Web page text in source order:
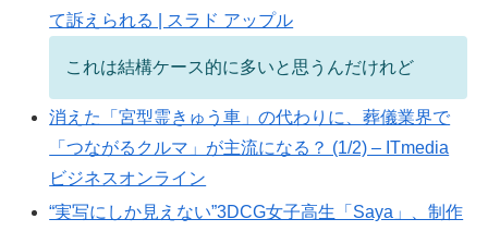
て訴えられる | スラド アップル
これは結構ケース的に多いと思うんだけれど
消えた「宮型霊きゅう車」の代わりに、葬儀業界で
「つながるクルマ」が主流になる？ (1/2) – ITmedia
ビジネスオンライン
“実写にしか見えない”3DCG女子高生「Saya」、制作